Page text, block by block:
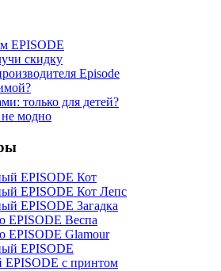
EPISODE
скидку
Episode
только для детей?
модно
EPISODE Кот
EPISODE Кот Лепс
EPISODE Загадка
EPISODE Веспа
EPISODE Glamour
EPISODE
EPISODE с принтом